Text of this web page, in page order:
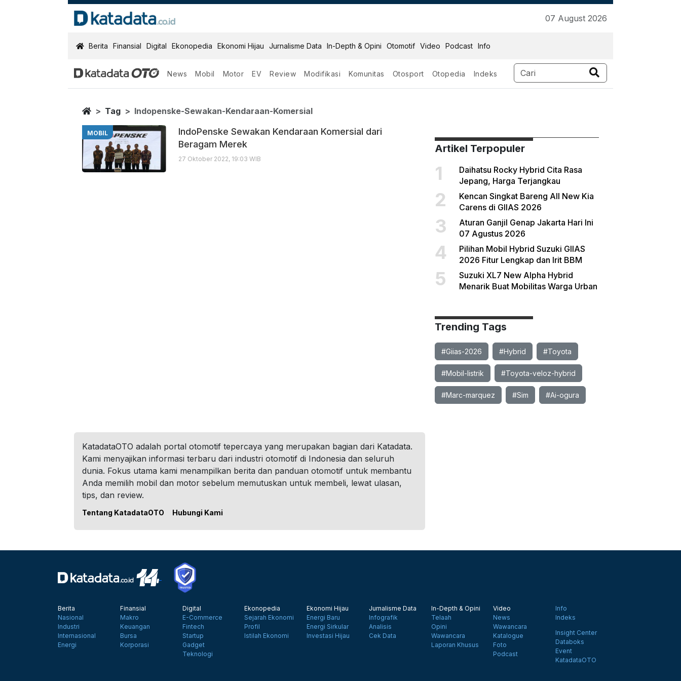
07 August 2026
KatadataOTO
Berita Finansial Digital Ekonopedia Ekonomi Hijau Jurnalisme Data In-Depth & Opini Otomotif Video Podcast Info
News Mobil Motor EV Review Modifikasi Komunitas Otosport Otopedia Indeks
Indopenske Sewakan Kendaraan Komersial
Berita Terbaru
Home
Tag Indopenske-Sewakan-Kendaraan-Komersial
MOBIL
IndoPenske Sewakan Kendaraan Komersial dari
Beragam Merek
27 Oktober 2022, 19:03 WIB
Artikel Terpopuler
1
Daihatsu Rocky Hybrid Cita Rasa
Jepang, Harga Terjangkau
2
Kencan Singkat Bareng All New Kia
Carens di GIIAS 2026
3
Aturan Ganjil Genap Jakarta Hari Ini
07 Agustus 2026
4
Pilihan Mobil Hybrid Suzuki GIIAS
2026 Fitur Lengkap dan Irit BBM
5
Suzuki XL7 New Alpha Hybrid
Menarik Buat Mobilitas Warga Urban
Trending Tags
#Giias-2026 #Hybrid #Toyota
#Mobil-listrik #Toyota-veloz-hybrid
#Marc-marquez #Sim #Ai-ogura
KatadataOTO adalah portal otomotif tepercaya yang merupakan bagian dari Katadata.
Kami menyajikan informasi terbaru dari industri otomotif di Indonesia dan seluruh
dunia. Fokus utama kami menampilkan berita dan panduan otomotif untuk membantu
Anda memilih mobil dan motor sebelum memutuskan untuk membeli, lewat ulasan,
tips, dan review.
Tentang KatadataOTO Hubungi Kami
Berita
Nasional
Industri
Internasional
Energi
Finansial
Makro
Keuangan
Bursa
Korporasi
Digital
E-Commerce
Fintech
Startup
Gadget
Teknologi
Ekonopedia
Sejarah Ekonomi
Profil
Istilah Ekonomi
Ekonomi Hijau
Energi Baru
Energi Sirkular
Investasi Hijau
Jurnalisme Data
Infografik
Analisis
Cek Data
In-Depth & Opini
Telaah
Opini
Wawancara
Laporan Khusus
Video
News
Wawancara
Katalogue
Foto
Podcast
Info
Indeks
Insight Center
Databoks
Event
KatadataOTO